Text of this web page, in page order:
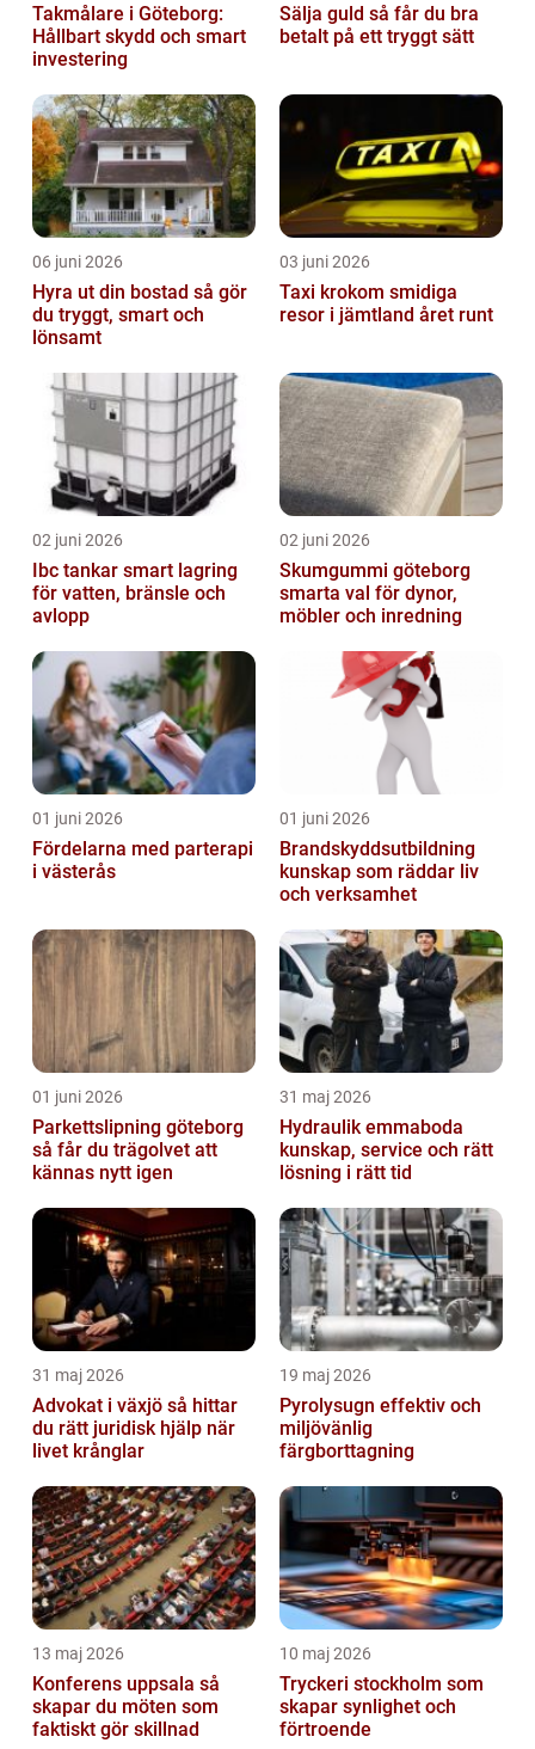
Takmålare i Göteborg:
Hållbart skydd och smart
investering
Sälja guld så får du bra
betalt på ett tryggt sätt
06 juni 2026
Hyra ut din bostad så gör
du tryggt, smart och
lönsamt
03 juni 2026
Taxi krokom smidiga
resor i jämtland året runt
02 juni 2026
Ibc tankar smart lagring
för vatten, bränsle och
avlopp
02 juni 2026
Skumgummi göteborg
smarta val för dynor,
möbler och inredning
01 juni 2026
Fördelarna med parterapi
i västerås
01 juni 2026
Brandskyddsutbildning
kunskap som räddar liv
och verksamhet
01 juni 2026
Parkettslipning göteborg
så får du trägolvet att
kännas nytt igen
31 maj 2026
Hydraulik emmaboda
kunskap, service och rätt
lösning i rätt tid
31 maj 2026
Advokat i växjö så hittar
du rätt juridisk hjälp när
livet krånglar
19 maj 2026
Pyrolysugn effektiv och
miljövänlig
färgborttagning
13 maj 2026
Konferens uppsala så
skapar du möten som
faktiskt gör skillnad
10 maj 2026
Tryckeri stockholm som
skapar synlighet och
förtroende